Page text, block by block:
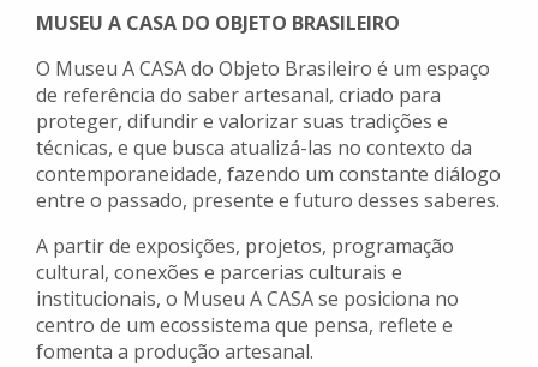
MUSEU A CASA DO OBJETO BRASILEIRO
O Museu A CASA do Objeto Brasileiro é um espaço
de referência do saber artesanal, criado para
proteger, difundir e valorizar suas tradições e
técnicas, e que busca atualizá-las no contexto da
contemporaneidade, fazendo um constante diálogo
entre o passado, presente e futuro desses saberes.
A partir de exposições, projetos, programação
cultural, conexões e parcerias culturais e
institucionais, o Museu A CASA se posiciona no
centro de um ecossistema que pensa, reflete e
fomenta a produção artesanal.